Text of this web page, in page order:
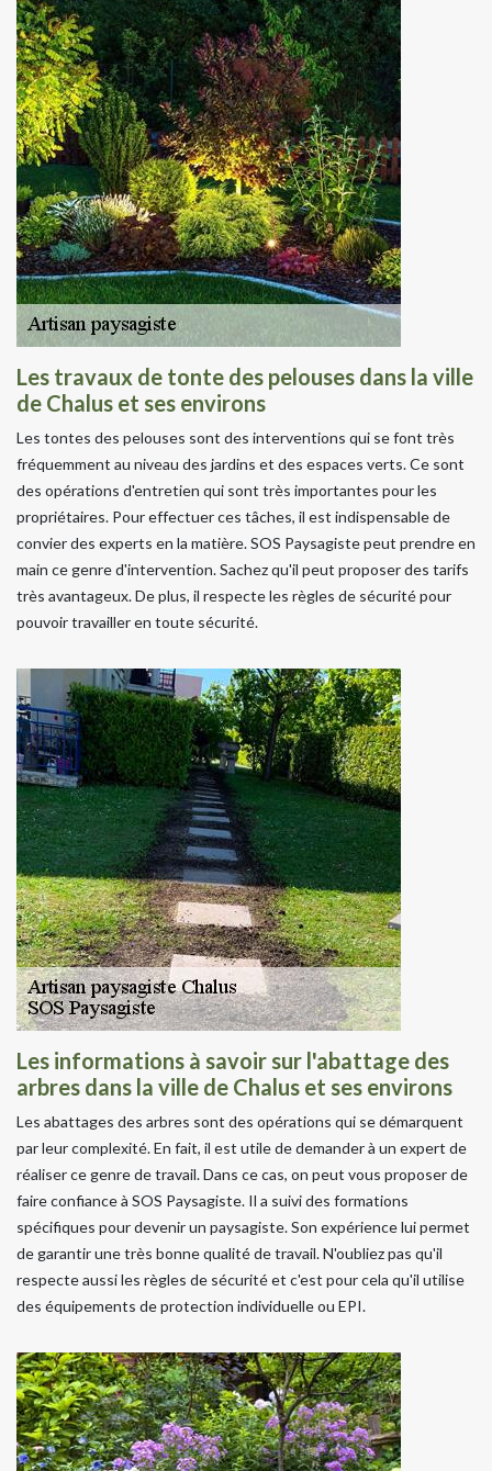
Les travaux de tonte des pelouses dans la ville
de Chalus et ses environs
Les tontes des pelouses sont des interventions qui se font très
fréquemment au niveau des jardins et des espaces verts. Ce sont
des opérations d'entretien qui sont très importantes pour les
propriétaires. Pour effectuer ces tâches, il est indispensable de
convier des experts en la matière. SOS Paysagiste peut prendre en
main ce genre d'intervention. Sachez qu'il peut proposer des tarifs
très avantageux. De plus, il respecte les règles de sécurité pour
pouvoir travailler en toute sécurité.
Les informations à savoir sur l'abattage des
arbres dans la ville de Chalus et ses environs
Les abattages des arbres sont des opérations qui se démarquent
par leur complexité. En fait, il est utile de demander à un expert de
réaliser ce genre de travail. Dans ce cas, on peut vous proposer de
faire confiance à SOS Paysagiste. Il a suivi des formations
spécifiques pour devenir un paysagiste. Son expérience lui permet
de garantir une très bonne qualité de travail. N'oubliez pas qu'il
respecte aussi les règles de sécurité et c'est pour cela qu'il utilise
des équipements de protection individuelle ou EPI.